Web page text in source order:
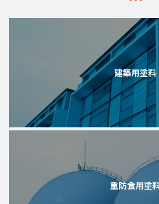
建築用塗料
重防食用塗